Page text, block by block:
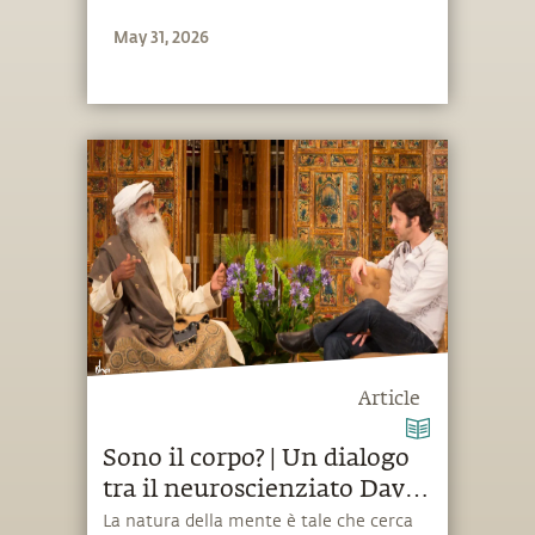
mondo pacifico.
May 31, 2026
Article
Sono il corpo? | Un dialogo
tra il neuroscienziato David
Eagleman e Sadhguru
La natura della mente è tale che cerca